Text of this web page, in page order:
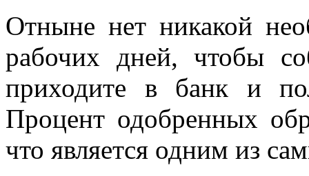
Отныне нет никакой
рабочих дней, чтобы
приходите в банк и
Процент одобренных
что является одним из